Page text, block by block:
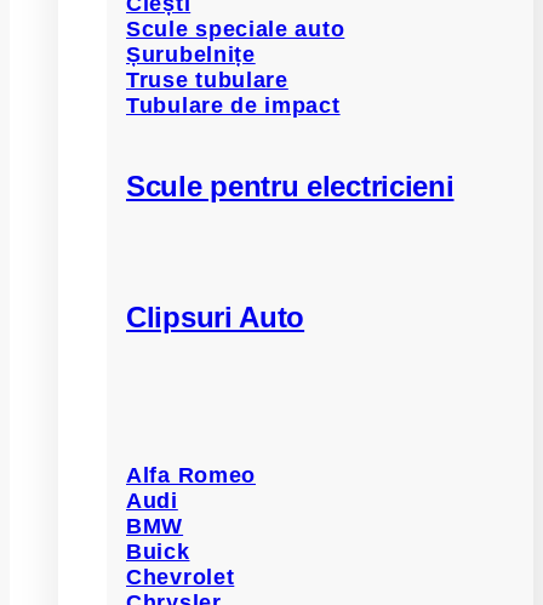
Scule speciale auto
Șurubelnițe
Truse tubulare
Tubulare de impact
Scule pentru electricieni
Clipsuri Auto
Alfa Romeo
Audi
BMW
Buick
Chevrolet